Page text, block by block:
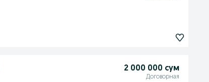
2 000 000 сум
Договорная